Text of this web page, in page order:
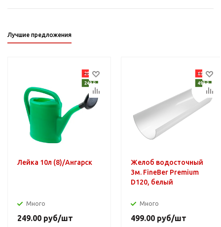
Лучшие предложения
Лейка 10л (8)/Ангарск
Много
249.00 руб/шт
Желоб водосточный
3м. FineBer Premium
D120, белый
Много
499.00 руб/шт